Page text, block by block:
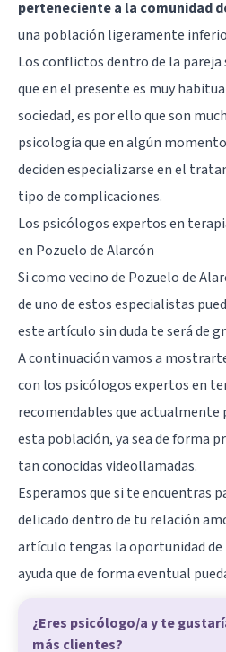
perteneciente a la comunidad
una población ligeramente
Los conflictos dentro de la
que en el presente es muy
sociedad, es por ello que son
psicología que en algún
deciden especializarse en el
tipo de complicaciones.
Los psicólogos expertos en
en Pozuelo de Alarcón
Si como vecino de Pozuelo de
de uno de estos especialistas
este artículo sin duda te será de
A continuación vamos a
con los psicólogos expertos en
recomendables que actualmente
esta población, ya sea de forma
tan conocidas videollamadas.
Esperamos que si te encuentras
delicado dentro de tu relación
artículo tengas la oportunidad
ayuda que de forma eventual
¿Eres psicólogo/a y te
más clientes?